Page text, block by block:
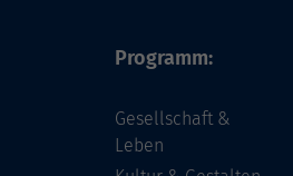
Programm:
Gesellschaft &
Leben